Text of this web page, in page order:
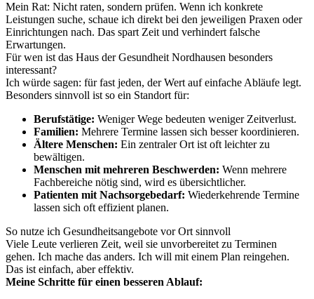
Mein Rat: Nicht raten, sondern prüfen. Wenn ich konkrete
Leistungen suche, schaue ich direkt bei den jeweiligen Praxen oder
Einrichtungen nach. Das spart Zeit und verhindert falsche
Erwartungen.
Für wen ist das Haus der Gesundheit Nordhausen besonders
interessant?
Ich würde sagen: für fast jeden, der Wert auf einfache Abläufe legt.
Besonders sinnvoll ist so ein Standort für:
Berufstätige: Weniger Wege bedeuten weniger Zeitverlust.
Familien: Mehrere Termine lassen sich besser koordinieren.
Ältere Menschen: Ein zentraler Ort ist oft leichter zu
bewältigen.
Menschen mit mehreren Beschwerden: Wenn mehrere
Fachbereiche nötig sind, wird es übersichtlicher.
Patienten mit Nachsorgebedarf: Wiederkehrende Termine
lassen sich oft effizient planen.
So nutze ich Gesundheitsangebote vor Ort sinnvoll
Viele Leute verlieren Zeit, weil sie unvorbereitet zu Terminen
gehen. Ich mache das anders. Ich will mit einem Plan reingehen.
Das ist einfach, aber effektiv.
Meine Schritte für einen besseren Ablauf: